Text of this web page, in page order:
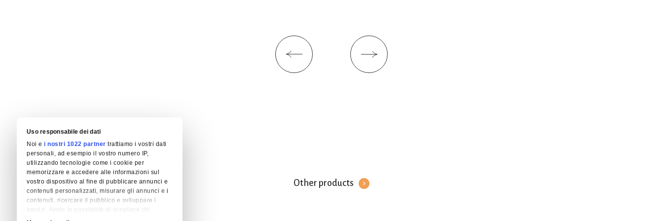
Uso responsabile dei dati
Noi ei nostri 1022 partner trattiamo i vostri dati
personali, ad esempio il vostro numero IP,
utilizzando tecnologie come i cookie per
memorizzare e accedere alle informazioni sul
vostro dispositivo al fine di pubblicare annunci e
contenuti personalizzati, misurare gli annunci e i
contenuti, ricercare il pubblico e sviluppare i
servizi. Avete la possibilità di scegliere chi
utilizza i vostri dati e per quali scopi. Le vostre
Other products